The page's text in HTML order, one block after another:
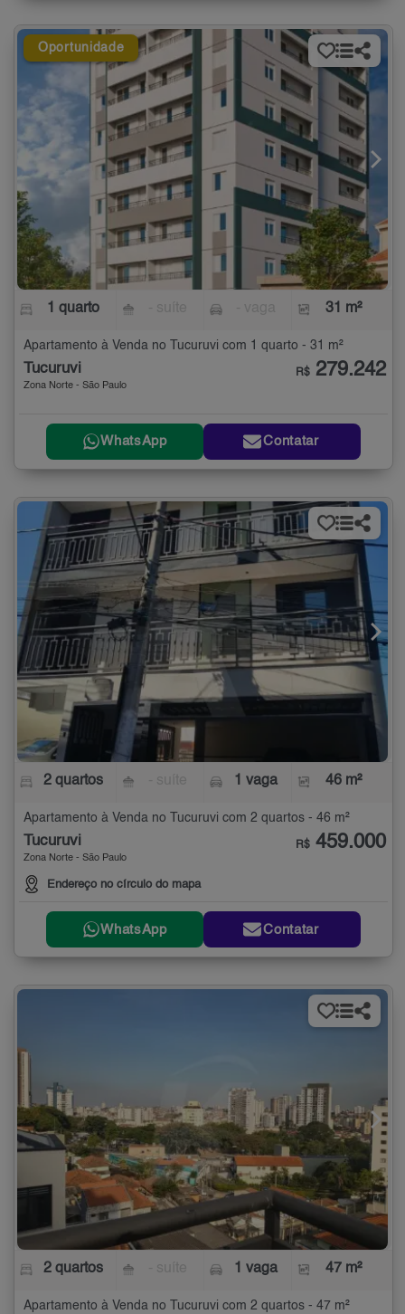
Oportunidade
1 quarto 31 m²
Apartamento à Venda no Tucuruvi com 1 quarto - 31 m²
Tucuruvi
Zona Norte - São Paulo
R$ 279.242
WhatsApp Contatar
2 quartos 1 vaga 46 m²
Apartamento à Venda no Tucuruvi com 2 quartos - 46 m²
Tucuruvi
Zona Norte - São Paulo
Endereço no círculo do mapa
R$ 459.000
WhatsApp Contatar
2 quartos 1 vaga 47 m²
Apartamento à Venda no Tucuruvi com 2 quartos - 47 m²